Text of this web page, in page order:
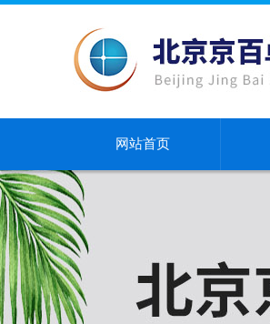
网站首页